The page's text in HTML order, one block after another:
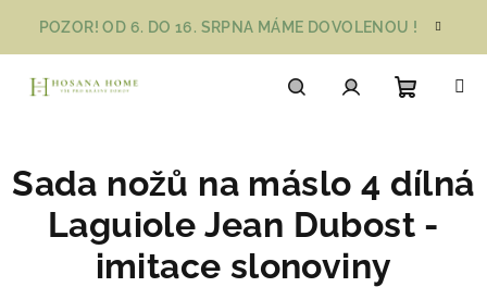
obsah
POZOR! OD 6. DO 16. SRPNA MÁME DOVOLENOU !
košík
Sada nožů na máslo 4 dílná
Laguiole Jean Dubost -
imitace slonoviny